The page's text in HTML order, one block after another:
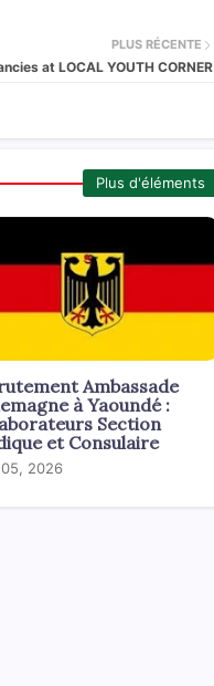
PLUS RÉCENTE
at LOCAL YOUTH CORNER
Plus d'éléments
Ambassade
à Yaoundé :
Section
et Consulaire
2026